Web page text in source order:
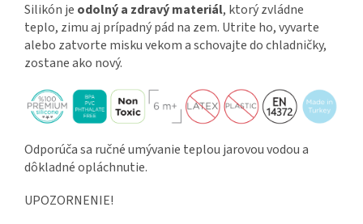
Silikón je odolný a zdravý materiál, ktorý zvládne
teplo, zimu aj prípadný pád na zem. Utrite ho, vyvarte
alebo zatvorte misku vekom a schovajte do chladničky,
zostane ako nový.
Odporúča sa ručné umývanie teplou jarovou vodou a
dôkladné opláchnutie.
UPOZORNENIE!